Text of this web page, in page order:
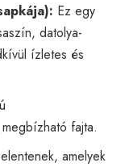
Ez egy
datolya-
ízletes és
fajta.
amelyek